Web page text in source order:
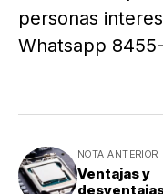
personas
Whatsapp
NOTA ANTERIOR
Ventajas y